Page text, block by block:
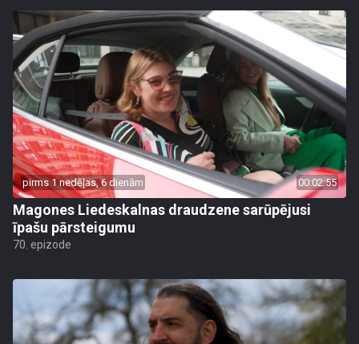
pirms 1 nedēļas, 6 dienām 00:02:55
Magones Liedeskalnas draudzene sarūpējusi
īpašu pārsteigumu
70. epizode